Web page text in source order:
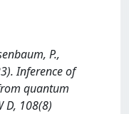
P.,
Inference of
quantum
D, 108(8)